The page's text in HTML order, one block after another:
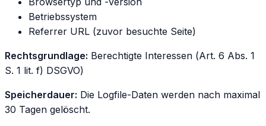
Betriebssystem
Referrer URL (zuvor besuchte Seite)
Rechtsgrundlage: Berechtigte Interessen (Art. 6 Abs. 1
S. 1 lit. f) DSGVO)
Speicherdauer: Die Logfile-Daten werden nach maximal
30 Tagen gelöscht.